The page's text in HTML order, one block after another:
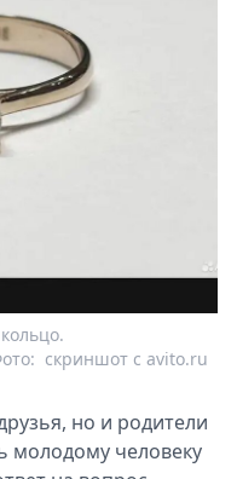
скриншот с avito.ru
но и родители
молодому человеку